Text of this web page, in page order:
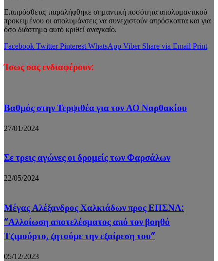
Επιπρόσθετα, παραλήφθηκε σημαντική ποσότητα απολυμαντικού
προκειμένου οι απολυμάνσεις να συνεχιστούν απρόσκοπτα και για
όσο διάστημα αυτό κριθεί αναγκαίο.
Facebook Twitter Pinterest WhatsApp Viber Share via Email Print
Ίσως σας ενδιαφέρουν:
Βαθμός στην Τερψιθέα για τον ΑΟ Ναρθακίου
27/01/2024
Σε τρεις αγώνες οι δρομείς των Φαρσάλων
22/05/2024
Μέγας Αλέξανδρος Χαλκιάδων προς ΕΠΣΝΛ:
“Αλλοίωση αποτελέσματος από τον βοηθό
Τζιμούρτο, ζητούμε την εξαίρεση του”
05/12/2023